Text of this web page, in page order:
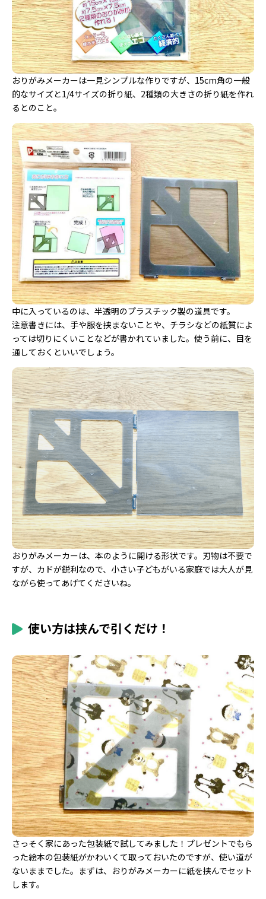
おりがみメーカーは一見シンプルな作りですが、15cm角の一般
的なサイズと1/4サイズの折り紙、2種類の大きさの折り紙を作れ
るとのこと。
中に入っているのは、半透明のプラスチック製の道具です。
注意書きには、手や服を挟まないことや、チラシなどの紙質によ
っては切りにくいことなどが書かれていました。使う前に、目を
通しておくといいでしょう。
おりがみメーカーは、本のように開ける形状です。刃物は不要で
すが、カドが鋭利なので、小さい子どもがいる家庭では大人が見
ながら使ってあげてくださいね。
使い方は挟んで引くだけ！
さっそく家にあった包装紙で試してみました！プレゼントでもら
った絵本の包装紙がかわいくて取っておいたのですが、使い道が
ないままでした。まずは、おりがみメーカーに紙を挟んでセット
します。